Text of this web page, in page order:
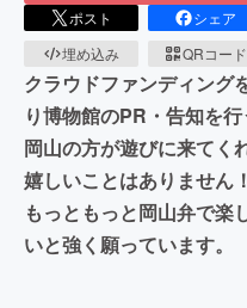
ポスト シェア
埋め込み
QRコード
クラウドファンディング
り博物館のPR・告知を
岡山の方が遊びに来てく
嬉しいことはありません
もっともっと岡山弁で楽
いと強く願っています。